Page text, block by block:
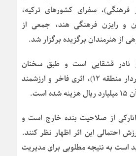
فرهنگی)، سفرای کشورهای ترکیه،
و رایزن فرهنگی هند، جمعی از
از هنرمندان برگزیده برگزار شد.
نادر قشقایی است و طبق سخنان
وحیدرضا انارکی (شهردار منطقه ۱۲)، اثری فاخر و ارزشمند
از صلاحیت بنده خارج است و
احتمالی این اثر اظهار نظر کنند.
است به نتیجه مطلوبی برای مدیریت